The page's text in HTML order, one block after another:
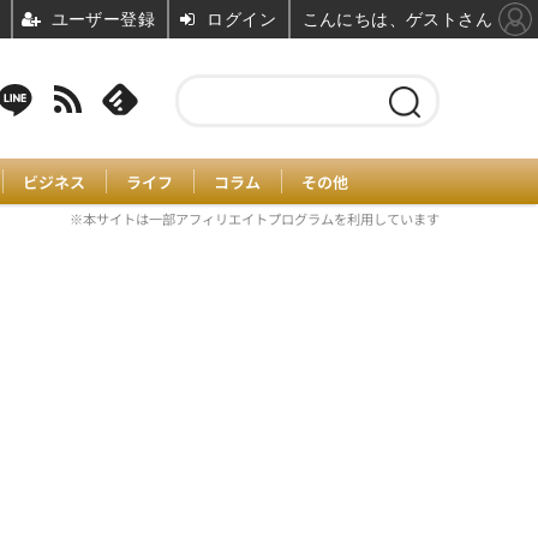
ビジネス ライフ コラム その他
※本サイトは一部アフィリエイトプログラムを利用しています
ユーザー登録 ログイン こんにちは、ゲストさん